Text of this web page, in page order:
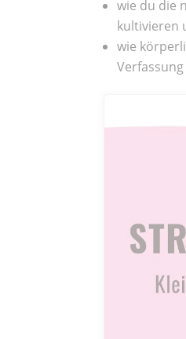
wie du die
kultivieren
wie